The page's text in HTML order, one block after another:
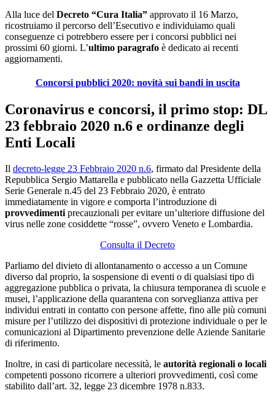
Alla luce del Decreto “Cura Italia” approvato il 16 Marzo,
ricostruiamo il percorso dell’Esecutivo e individuiamo quali
conseguenze ci potrebbero essere per i concorsi pubblici nei
prossimi 60 giorni. L’ultimo paragrafo è dedicato ai recenti
aggiornamenti.
Concorsi pubblici 2020: novità sui bandi in uscita
Coronavirus e concorsi, il primo stop: DL
23 febbraio 2020 n.6 e ordinanze degli
Enti Locali
Il decreto-legge 23 Febbraio 2020 n.6, firmato dal Presidente della
Repubblica Sergio Mattarella e pubblicato nella Gazzetta Ufficiale
Serie Generale n.45 del 23 Febbraio 2020, è entrato
immediatamente in vigore e comporta l’introduzione di
provvedimenti precauzionali per evitare un’ulteriore diffusione del
virus nelle zone cosiddette “rosse”, ovvero Veneto e Lombardia.
Consulta il Decreto
Parliamo del divieto di allontanamento o accesso a un Comune
diverso dal proprio, la sospensione di eventi o di qualsiasi tipo di
aggregazione pubblica o privata, la chiusura temporanea di scuole e
musei, l’applicazione della quarantena con sorveglianza attiva per
individui entrati in contatto con persone affette, fino alle più comuni
misure per l’utilizzo dei dispositivi di protezione individuale o per le
comunicazioni al Dipartimento prevenzione delle Aziende Sanitarie
di riferimento.
Inoltre, in casi di particolare necessità, le autorità regionali o locali
competenti possono ricorrere a ulteriori provvedimenti, così come
stabilito dall’art. 32, legge 23 dicembre 1978 n.833.